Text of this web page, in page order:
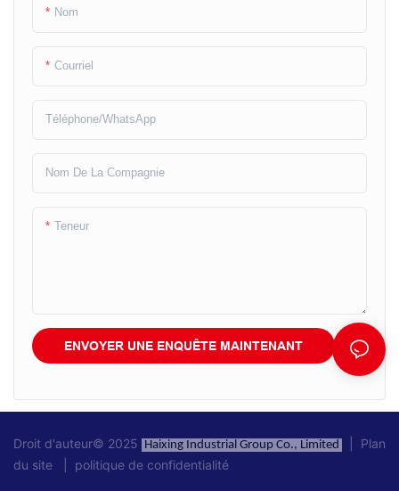
Nom
Courriel
Téléphone/WhatsApp
Nom De La Compagnie
Teneur
ENVOYER UNE ENQUÊTE MAINTENANT
Droit d'auteur© 2025 Haixing Industrial Group Co., Limited
Plan
du site
politique de confidentialité